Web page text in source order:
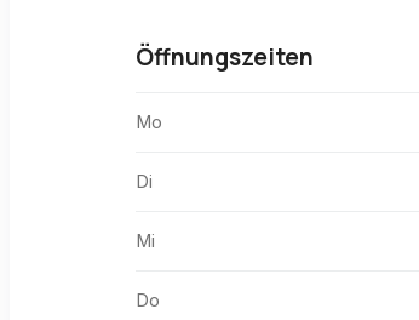
Öffnungszeiten
Mo
Di
Mi
Do